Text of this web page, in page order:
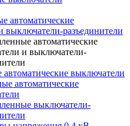
автоматические
выключатели-разъединители
автоматические
и выключатели-
выключатели
автоматические
выключатели-